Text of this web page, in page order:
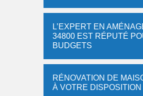
L’EXPERT EN
34800 EST RÉPUTÉ
BUDGETS
RÉNOVATION DE
À VOTRE